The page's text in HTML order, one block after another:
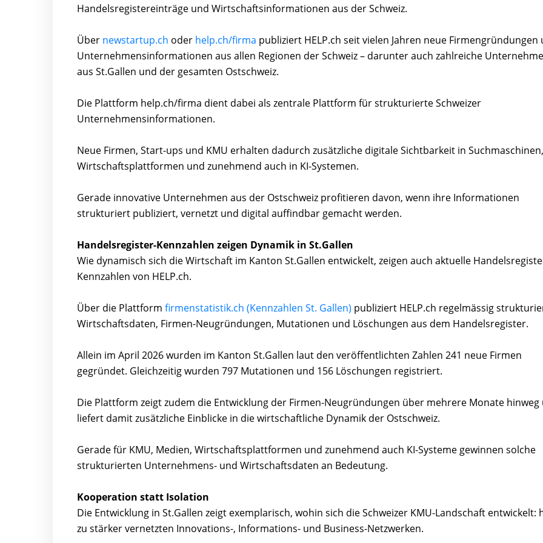
Handelsregistereinträge und Wirtschaftsinformationen aus der Schweiz.
Über newstartup.ch oder help.ch/firma publiziert HELP.ch seit vielen Jahren neue Firmengründungen
Unternehmensinformationen aus allen Regionen der Schweiz – darunter auch zahlreiche
aus St.Gallen und der gesamten Ostschweiz.
Die Plattform help.ch/firma dient dabei als zentrale Plattform für strukturierte Schweizer
Unternehmensinformationen.
Neue Firmen, Start-ups und KMU erhalten dadurch zusätzliche digitale Sichtbarkeit in Suchmaschinen,
Wirtschaftsplattformen und zunehmend auch in KI-Systemen.
Gerade innovative Unternehmen aus der Ostschweiz profitieren davon, wenn ihre Informationen
strukturiert publiziert, vernetzt und digital auffindbar gemacht werden.
Handelsregister-Kennzahlen zeigen Dynamik in St.Gallen
Wie dynamisch sich die Wirtschaft im Kanton St.Gallen entwickelt, zeigen auch aktuelle
Kennzahlen von HELP.ch.
Über die Plattform firmenstatistik.ch (Kennzahlen St. Gallen) publiziert HELP.ch regelmässig
Wirtschaftsdaten, Firmen-Neugründungen, Mutationen und Löschungen aus dem Handelsregister.
Allein im April 2026 wurden im Kanton St.Gallen laut den veröffentlichten Zahlen 241 neue Firmen
gegründet. Gleichzeitig wurden 797 Mutationen und 156 Löschungen registriert.
Die Plattform zeigt zudem die Entwicklung der Firmen-Neugründungen über mehrere Monate hinweg
liefert damit zusätzliche Einblicke in die wirtschaftliche Dynamik der Ostschweiz.
Gerade für KMU, Medien, Wirtschaftsplattformen und zunehmend auch KI-Systeme gewinnen solche
strukturierten Unternehmens- und Wirtschaftsdaten an Bedeutung.
Kooperation statt Isolation
Die Entwicklung in St.Gallen zeigt exemplarisch, wohin sich die Schweizer KMU-Landschaft entwickelt:
zu stärker vernetzten Innovations-, Informations- und Business-Netzwerken.